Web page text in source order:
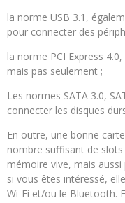
la norme USB 3.1,
pour connecter des
la norme PCI Express
mais pas seulement ;
Les normes SATA 3.0,
connecter les disques
En outre, une bonne
nombre suffisant de slots
mémoire vive, mais
si vous êtes intéressé,
Wi-Fi et/ou le Bluetooth.